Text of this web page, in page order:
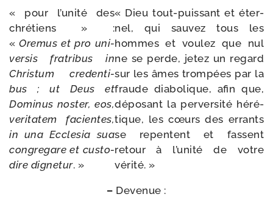
« pour l’unité des
chré­tiens » :
«Oremus et pro uni­
ver­sis
fra­tri­bus in
Christum
cre­den­ti­
bus ;
ut Deus
et
Dominus nos­ter, eos,
veri­ta­tem facientes,
in una Ecclesia sua
congre­gare et cus­to­
dire digne­tur. »
« Dieu tout-​puissant et éter­
nel, qui sau­vez tous les
hommes et vou­lez que nul
ne se perde, jetez un regard
sur les âmes trom­pées par la
fraude dia­bo­lique, afin que,
dépo­sant la per­ver­si­té héré­
tique, les cœurs des errants
se repentent et fassent
retour à l’unité de votre
vérité. »
– Devenue :